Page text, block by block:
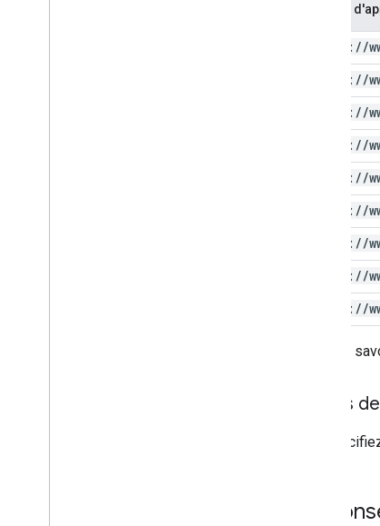
Champ
https: //
https: //
https: //
https: //
https: //
https: //
https: //
https: //
https: //
Pour en
Corps
Ne